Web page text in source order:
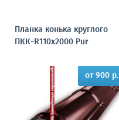
Планка конька круглого
ПКК-R110х2000 Pur
от 900 р.